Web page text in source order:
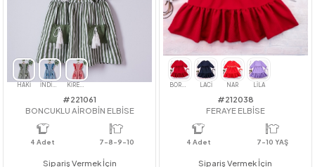
Üye Ol
Üye Ol